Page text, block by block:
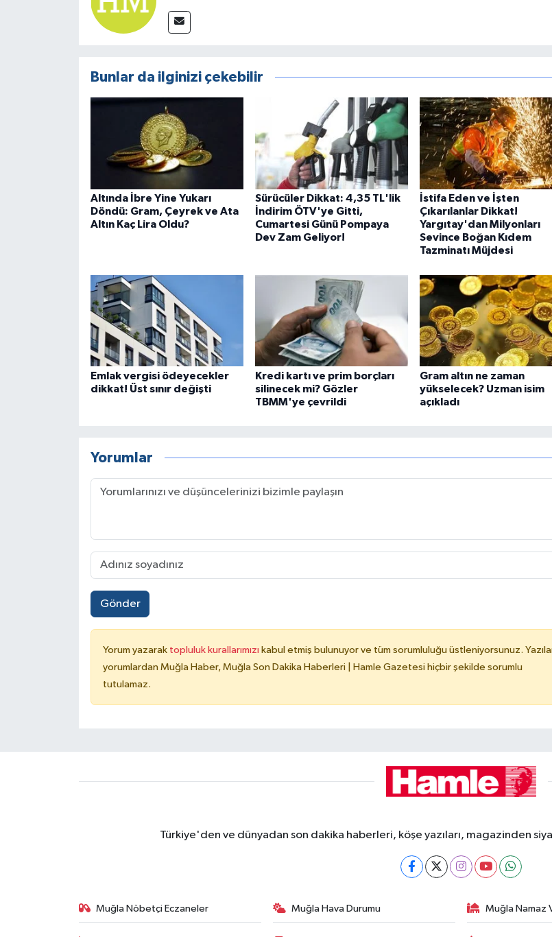
Bunlar da ilginizi çekebilir
Altında İbre Yine Yukarı
Döndü: Gram, Çeyrek ve Ata
Altın Kaç Lira Oldu?
Sürücüler Dikkat: 4,35 TL'lik
İndirim ÖTV'ye Gitti,
Cumartesi Günü Pompaya
Dev Zam Geliyor!
İstifa Eden ve İşten
Çıkarılanlar Dikkat!
Yargıtay'dan Milyonları
Sevince Boğan Kıdem
Tazminatı Müjdesi
Emlak vergisi ödeyecekler
dikkat! Üst sınır değişti
Kredi kartı ve prim borçları
silinecek mi? Gözler
TBMM'ye çevrildi
Gram altın ne zaman
yükselecek? Uzman isim
açıkladı
Yorumlar
Gönder
Yorum yazarak topluluk kurallarımızı kabul etmiş bulunuyor ve tüm sorumluluğu üstleniyorsunuz.
yorumlardan Muğla Haber, Muğla Son Dakika Haberleri | Hamle Gazetesi hiçbir şekilde sorumlu
tutulamaz.
Türkiye'den ve dünyadan son dakika haberleri, köşe yazıları, magazinden
Muğla Nöbetçi Eczaneler Muğla Hava Durumu Muğla Namaz